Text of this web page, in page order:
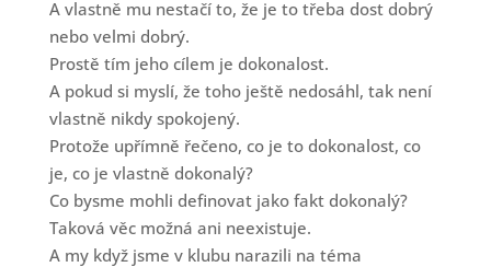
A vlastně mu nestačí to, že je to třeba dost dobrý
nebo velmi dobrý.
Prostě tím jeho cílem je dokonalost.
A pokud si myslí, že toho ještě nedosáhl, tak není
vlastně nikdy spokojený.
Protože upřímně řečeno, co je to dokonalost, co
je, co je vlastně dokonalý?
Co bysme mohli definovat jako fakt dokonalý?
Taková věc možná ani neexistuje.
A my když jsme v klubu narazili na téma